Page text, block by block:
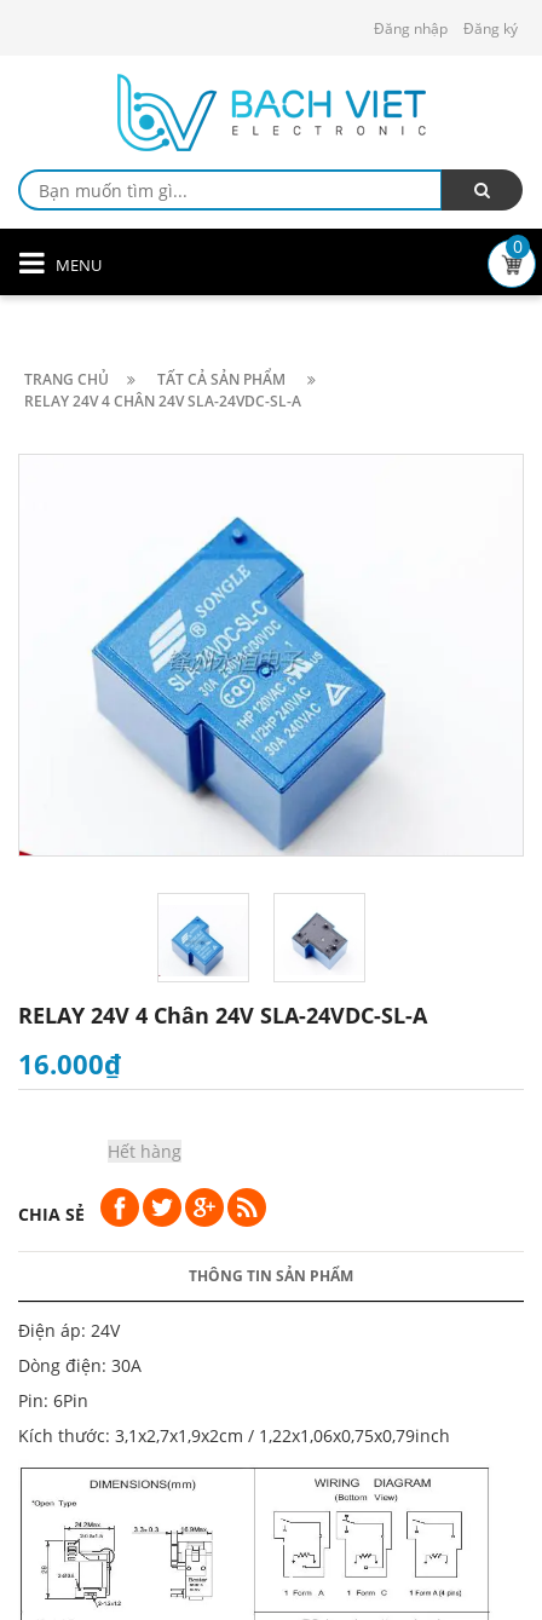
Đăng nhập Đăng ký
MENU
0
TRANG CHỦ
TẤT CẢ SẢN PHẨM
RELAY 24V 4 CHÂN 24V SLA-24VDC-SL-A
RELAY 24V 4 Chân 24V SLA-24VDC-SL-A
16.000₫
Hết hàng
CHIA SẺ
THÔNG TIN SẢN PHẨM
Điện áp: 24V
Dòng điện: 30A
Pin: 6Pin
Kích thước: 3,1x2,7x1,9x2cm / 1,22x1,06x0,75x0,79inch